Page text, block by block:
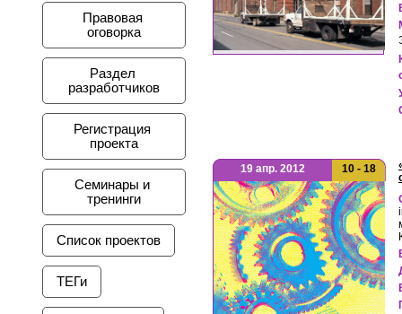
Правовая
оговорка
Раздел
разработчиков
Регистрация
проекта
Семинары и
тренинги
Список проектов
ТЕГи
19 апр. 2012 10 - 18